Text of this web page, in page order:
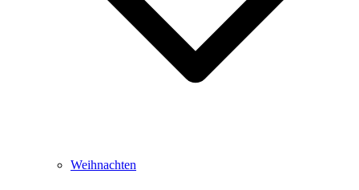
Weihnachten